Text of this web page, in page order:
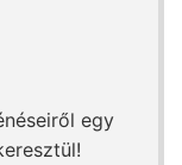
egy